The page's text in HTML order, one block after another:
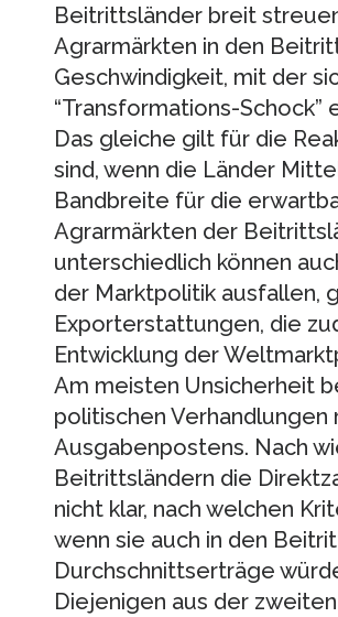
Beitrittsländer breit
Agrarmärkten in den
Geschwindigkeit, mit der
“Transformations-
Das gleiche gilt für die
sind, wenn die Länder
Bandbreite für die
Agrarmärkten der
unterschiedlich können
der Marktpolitik ausfallen,
Exporterstattungen, die
Entwicklung der
Am meisten Unsicherheit
politischen
Ausgabenpostens. Nach
Beitrittsländern die
nicht klar, nach welchen
wenn sie auch in den
Durchschnittserträge
Diejenigen aus der